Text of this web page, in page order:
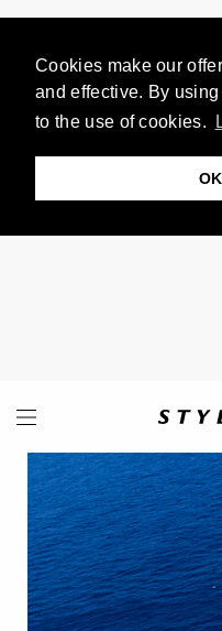
Cookies make our
and effective. By
to the use of cookies.
OK